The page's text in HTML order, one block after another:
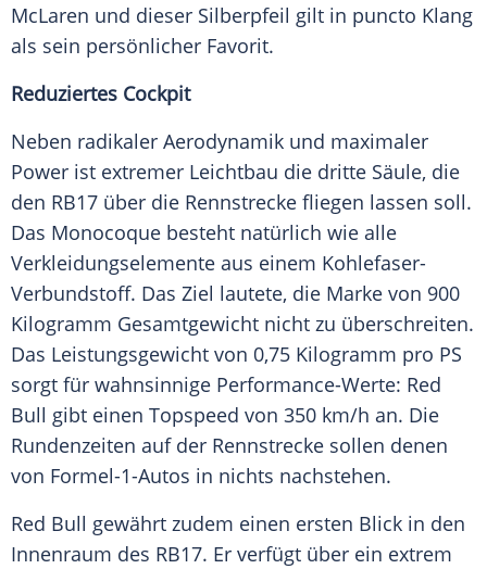
McLaren und dieser Silberpfeil gilt in puncto Klang
als sein persönlicher Favorit.
Reduziertes Cockpit
Neben radikaler Aerodynamik und maximaler
Power ist extremer Leichtbau die dritte Säule, die
den RB17 über die Rennstrecke fliegen lassen soll.
Das Monocoque besteht natürlich wie alle
Verkleidungselemente aus einem Kohlefaser-
Verbundstoff. Das Ziel lautete, die Marke von 900
Kilogramm Gesamtgewicht nicht zu überschreiten.
Das Leistungsgewicht von 0,75 Kilogramm pro PS
sorgt für wahnsinnige Performance-Werte: Red
Bull gibt einen Topspeed von 350 km/h an. Die
Rundenzeiten auf der Rennstrecke sollen denen
von Formel-1-Autos in nichts nachstehen.
Red Bull gewährt zudem einen ersten Blick in den
Innenraum des RB17. Er verfügt über ein extrem